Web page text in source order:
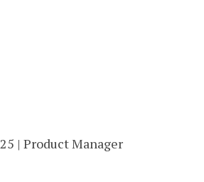
| Product Manager